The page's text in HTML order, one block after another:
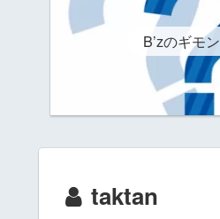
B’zのギモン
taktan